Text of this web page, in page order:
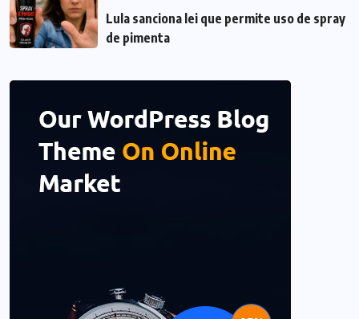
Lula sanciona lei que permite uso de spray
de pimenta